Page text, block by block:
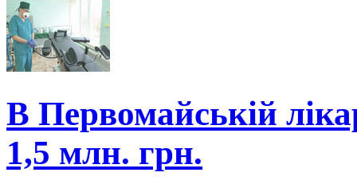
В Первомайській
1,5 млн. грн.